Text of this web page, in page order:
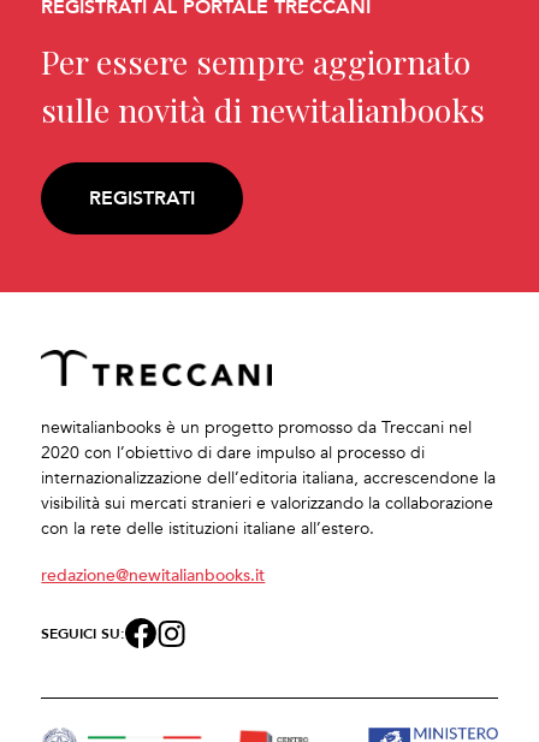
REGISTRATI AL PORTALE TRECCANI
Per essere sempre aggiornato
sulle novità di newitalianbooks
REGISTRATI
newitalianbooks è un progetto promosso da Treccani nel
2020 con l’obiettivo di dare impulso al processo di
internazionalizzazione dell’editoria italiana, accrescendone la
visibilità sui mercati stranieri e valorizzando la collaborazione
con la rete delle istituzioni italiane all’estero.
redazione@newitalianbooks.it
SEGUICI SU: